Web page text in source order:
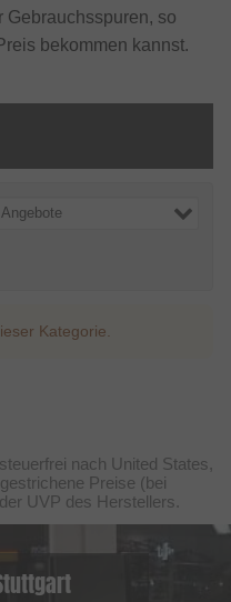
Gebrauchsspuren, so
bekommen kannst.
Angebote
Kategorie.
nach United States,
Preise (bei
UVP des Herstellers.